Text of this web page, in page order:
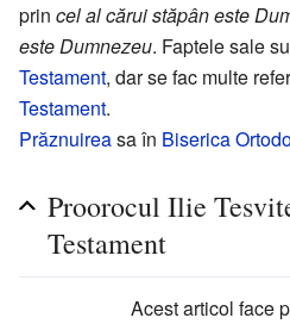
prin cel al cărui stăpân este
este Dumnezeu. Faptele sale
Testament, dar se fac multe
Testament.
Prăznuireasa în Biserica
Proorocul Ilie
Testament
Acest articol face